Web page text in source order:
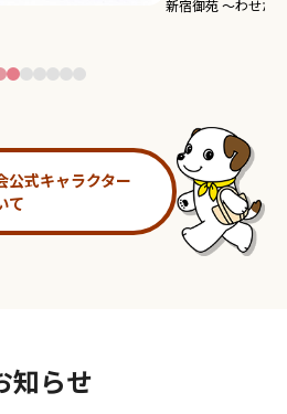
公式キャラクター
て
知らせ